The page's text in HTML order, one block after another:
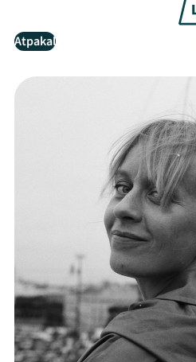
Atpakaļ